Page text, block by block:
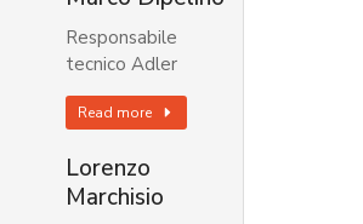
Responsabile
tecnico Adler
Read more
Lorenzo
Marchisio